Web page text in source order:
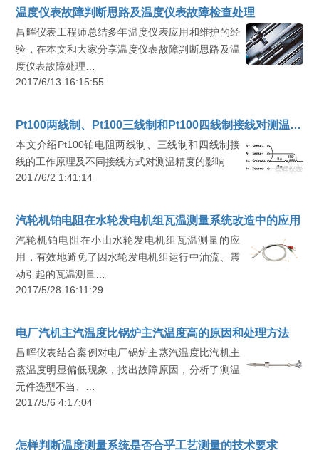
温度仪表故障判断思路及温度仪表故障检查处理
昌晖仪表工程师总结多年温度仪表应用和维护的经
验，在本文和大家分享温度仪表故障判断思路及温
度仪表故障处理…
2017/6/13 16:15:55
Pt100两线制、Pt100三线制和Pt100四线制接线对测温精度的影响
本文介绍Pt100铂电阻两线制、三线制和四线制接
线的工作原理及不同接线方式对测温精度的影响
2017/6/2 1:41:14
汽轮机铂电阻在水轮发电机组瓦温测量系统改造中的应用
汽轮机铂电阻在小山水轮发电机组瓦温测量的应
用，有效地避免了因水轮发电机组运行中油流、震
动引起的瓦温测量…
2017/5/28 16:11:29
电厂汽机主汽温度比锅炉主汽温度高的原因和处理方法
昌晖仪表结合案例对电厂锅炉主蒸汽温度比汽机主
蒸温度明显偏低现象，找出故障原因，分析了测温
元件选型不当、…
2017/5/6 4:17:04
怎样判断温度测量系统是否合乎工艺测量的技术要求